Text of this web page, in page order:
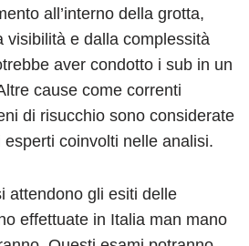
all’interno della grotta,
visibilità e dalla complessità
aver condotto i sub in un
cause come correnti
di risucchio sono considerate
coinvolti nelle analisi.
attendono gli esiti delle
effettuate in Italia man mano